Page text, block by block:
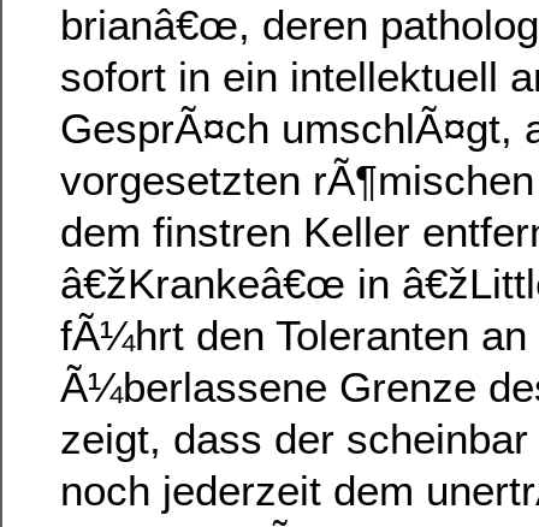
brianâ€œ, deren
sofort in ein intellektuell
GesprÃ¤ch umschlÃ¤gt,
vorgesetzten
dem finstren Keller
â€žKrankeâ€œ in
fÃ¼hrt den Toleranten an
Ã¼berlassene Grenze
zeigt, dass der
noch jederzeit dem